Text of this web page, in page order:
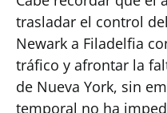
trasladar el control
Newark a Filadelfia
tráfico y afrontar la
de Nueva York, sin
temporal no ha